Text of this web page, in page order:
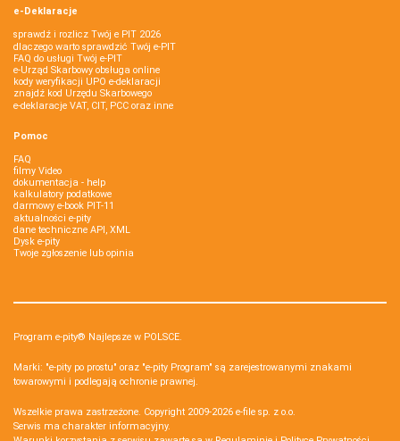
e-Deklaracje
sprawdź i rozlicz Twój e PIT 2026
dlaczego warto sprawdzić Twój e-PIT
FAQ do usługi Twój e-PIT
e-Urząd Skarbowy obsługa online
kody weryfikacji UPO e-deklaracji
znajdź kod Urzędu Skarbowego
e-deklaracje VAT, CIT, PCC oraz inne
Pomoc
FAQ
filmy Video
dokumentacja - help
kalkulatory podatkowe
darmowy e-book PIT-11
aktualności e-pity
dane techniczne API, XML
Dysk e-pity
Twoje zgłoszenie lub opinia
Program e-pity® Najlepsze w POLSCE.
Marki: "e-pity po prostu" oraz "e-pity Program" są zarejestrowanymi znakami
towarowymi i podlegają ochronie prawnej.
Wszelkie prawa zastrzeżone. Copyright 2009-2026 e-file sp. z o.o.
Serwis ma charakter informacyjny.